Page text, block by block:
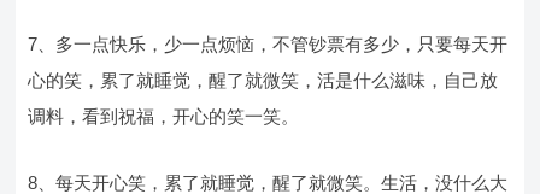
7、多一点快乐，少一点烦恼，不管钞票有多少，只要每天开
心的笑，累了就睡觉，醒了就微笑，活是什么滋味，自己放
调料，看到祝福，开心的笑一笑。
8、每天开心笑，累了就睡觉，醒了就微笑。生活，没什么大